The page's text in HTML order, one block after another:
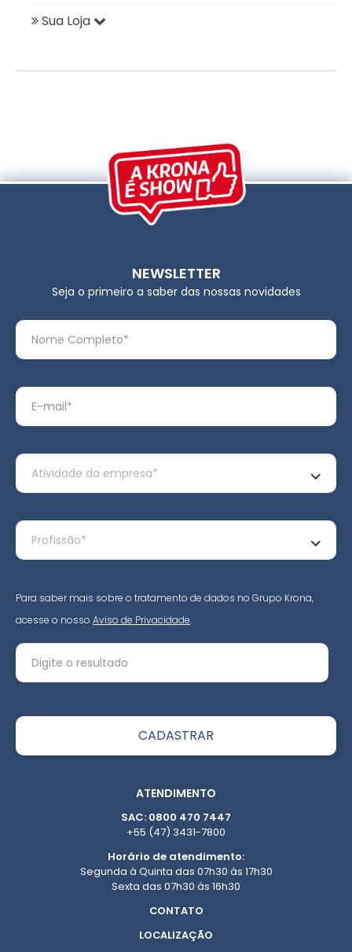
Sua Loja
NEWSLETTER
Seja o primeiro a saber das nossas novidades
Para saber mais sobre o tratamento de dados no Grupo Krona,
acesse o nosso Aviso de Privacidade.
ATENDIMENTO
SAC: 0800 470 7447
+55 (47) 3431-7800
Horário de atendimento:
Segunda à Quinta das 07h30 às 17h30
Sexta das 07h30 às 16h30
CONTATO
LOCALIZAÇÃO